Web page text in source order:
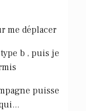
me déplacer
b , puis je
puisse